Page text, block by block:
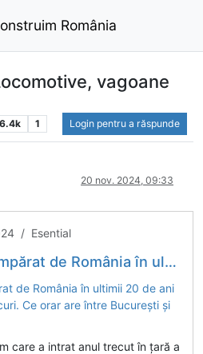
România
vagoane
1 Login pentru a răspunde
20 nov. 2024, 09:33
/ Esential
circulă începând de miercuri. Ce orar are între București și Brașov
care a intrat anul trecut în țară a